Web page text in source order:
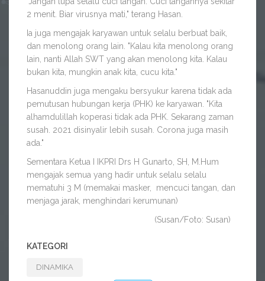
2 menit. Biar virusnya mati," terang Hasan.
Ia juga mengajak karyawan untuk selalu berbuat baik,
dan menolong orang lain. "Kalau kita menolong orang
lain, nanti Allah SWT yang akan menolong kita. Kalau
bukan kita, mungkin anak kita, cucu kita."
Hasanuddin juga mengaku bersyukur karena tidak ada
pemutusan hubungan kerja (PHK) ke karyawan. "Kita
alhamdulillah koperasi tidak ada PHK. Sekarang zaman
susah. 2021 disinyalir lebih susah. Corona juga masih
ada."
Sementara Ketua I IKPRI Drs H Gunarto, SH, M.Hum
mengajak semua yang hadir untuk selalu selalu
mematuhi 3 M (memakai masker, mencuci tangan, dan
menjaga jarak, menghindari kerumunan)
(Susan/Foto: Susan)
KATEGORI
DINAMIKA